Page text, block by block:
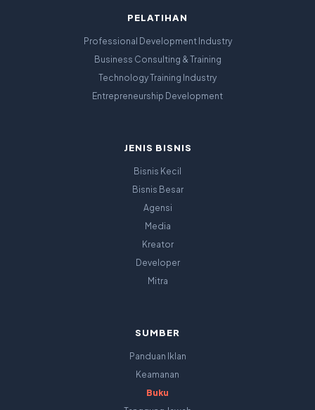
PELATIHAN
Professional Development Industry
Business Consulting & Training
Technology Training Industry
Entrepreneurship Development
JENIS BISNIS
Bisnis Kecil
Bisnis Besar
Agensi
Media
Kreator
Developer
Mitra
SUMBER
Panduan Iklan
Keamanan
Buku